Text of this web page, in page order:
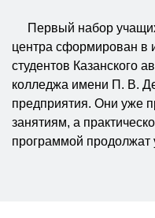
Первый набор
центра сформирован в
студентов Казанского
колледжа имени П. В.
предприятия. Они уже
занятиям, а
программой продолжат